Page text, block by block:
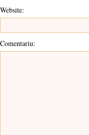
Website:
Comentariu: